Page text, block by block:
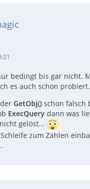
bedingt bis gar nicht.
es auch schon
GetObj() schon falsch
ExecQuery dann was
gelöst...
zum Zählen